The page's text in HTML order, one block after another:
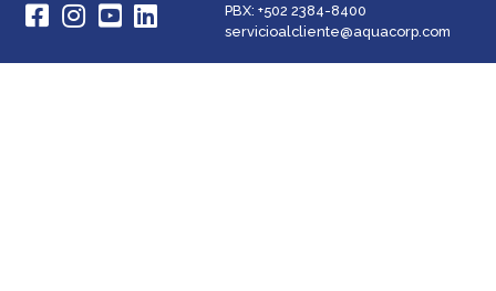
Facebook
Instagram
YouTube
LinkedInPBX: +502 2384-8400
servicioalcliente@aquacorp.com